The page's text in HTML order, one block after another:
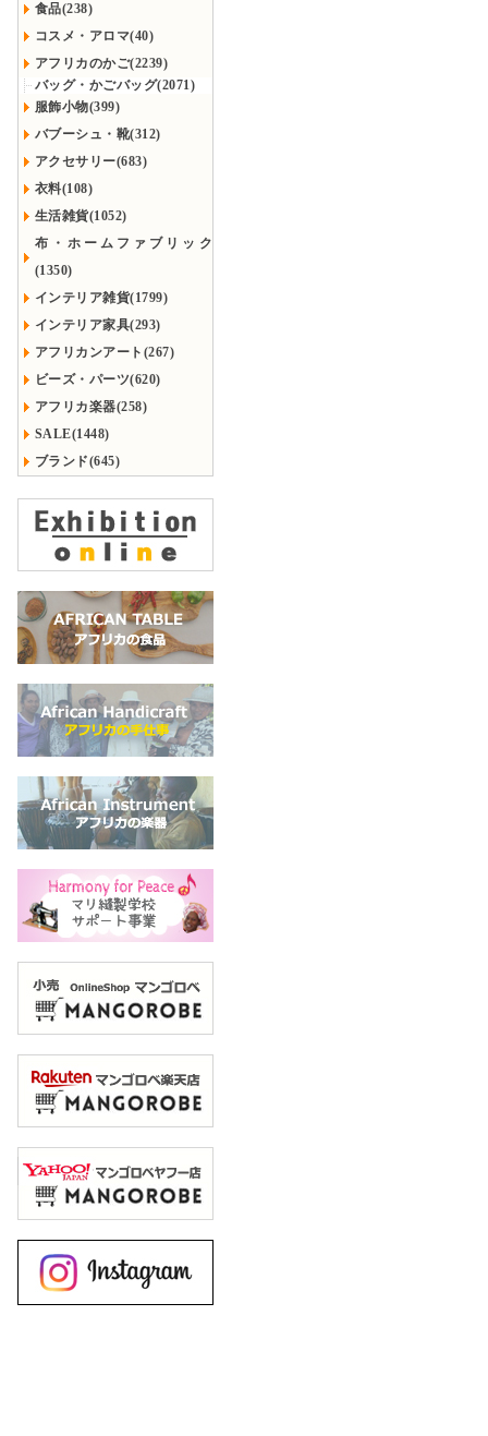
食品(238)
コスメ・アロマ(40)
アフリカのかご(2239)
バッグ・かごバッグ(2071)
服飾小物(399)
バブーシュ・靴(312)
アクセサリー(683)
衣料(108)
生活雑貨(1052)
布・ホームファブリック
(1350)
インテリア雑貨(1799)
インテリア家具(293)
アフリカンアート(267)
ビーズ・パーツ(620)
アフリカ楽器(258)
SALE(1448)
ブランド(645)